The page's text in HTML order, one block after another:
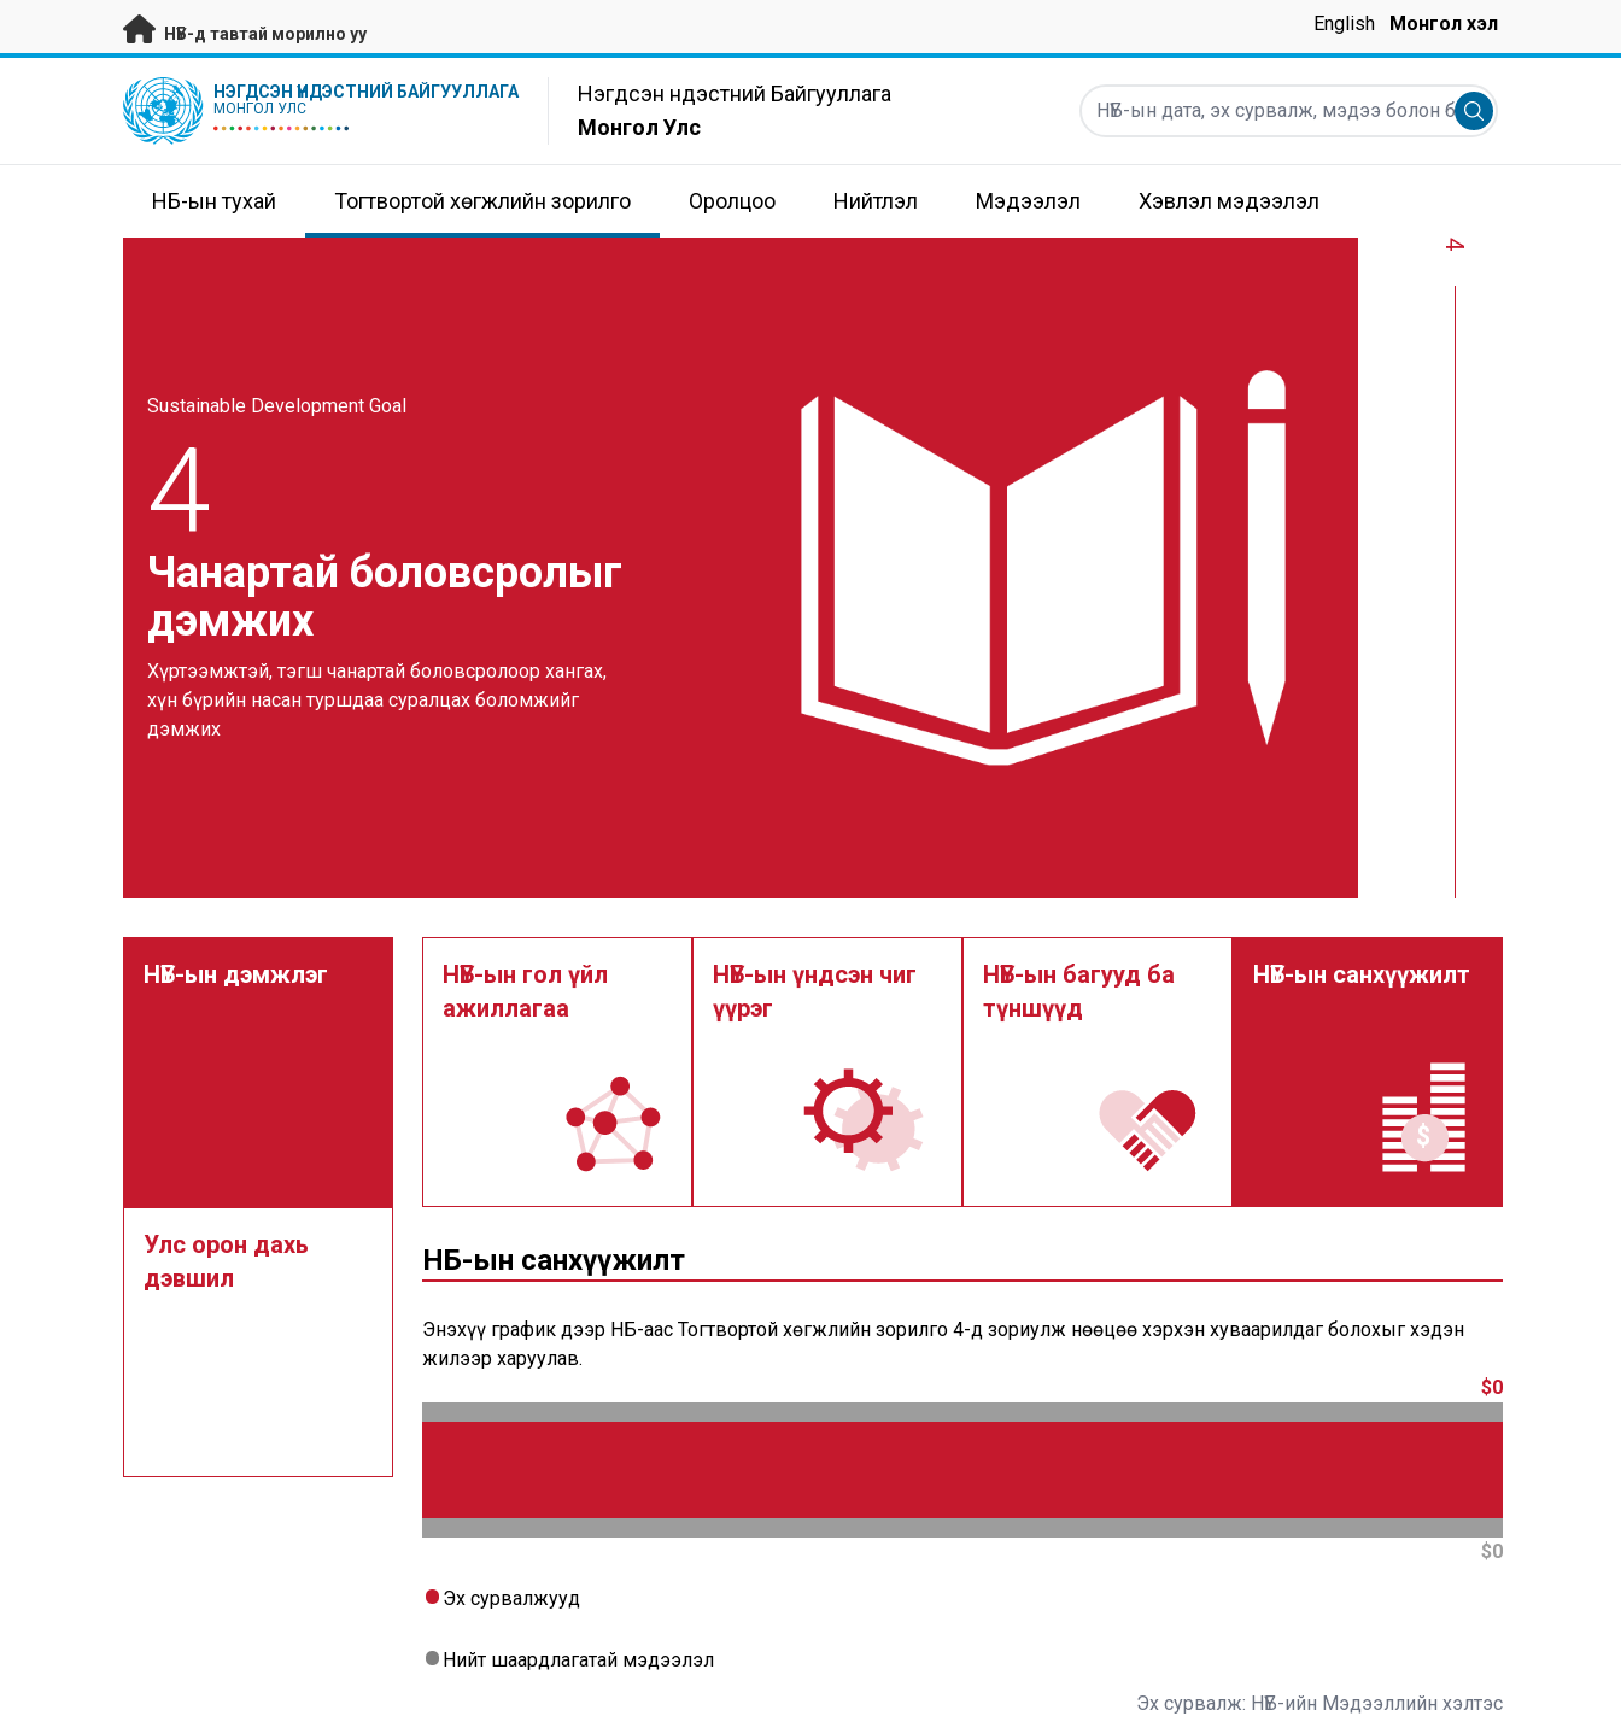
Гол контентийг алгасах
НҮБ-д тавтай морилно уу English Монгол хэл
UN Logo НЭГДСЭН ҮНДЭСТНИЙ БАЙГУУЛЛАГА
МОНГОЛ УЛС
Нэгдсэн Үндэстний Байгууллага
Монгол Улс
НҮБ-ын дата, эх сурвалж, мэдээ болон бусад мэдээллийг
Submit search
НҮБ-ын тухай Тогтвортой хөгжлийн зорилго Оролцоо Нийтлэл Мэдээлэл Хэвлэл мэдээлэл
Sustainable Development Goal
4
Чанартай боловсролыг
дэмжих
Хүртээмжтэй, тэгш чанартай боловсролоор хангах,
хүн бүрийн насан туршдаа суралцах боломжийг
дэмжих
4
НҮБ-ын дэмжлэг
Улс орон дахь
дэвшил
НҮБ-ын гол үйл
ажиллагаа
НҮБ-ын үндсэн чиг
үүрэг
НҮБ-ын багууд ба
түншүүд
НҮБ-ын санхүүжилт
НҮБ-ын санхүүжилт
Энэхүү график дээр НҮБ-аас Тогтвортой хөгжлийн зорилго 4-д зориулж нөөцөө хэрхэн хуваарилдаг болохыг хэдэн
жилээр харуулав.
$0
$0
Эх сурвалжууд
Нийт шаардлагатай мэдээлэл
Эх сурвалж: НҮБ-ийн Мэдээллийн хэлтэс